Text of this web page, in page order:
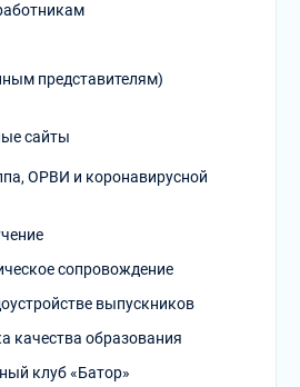
представителям)
сайты
ОРВИ и коронавирусной
сопровождение
выпускников
качества образования
клуб «Батор»